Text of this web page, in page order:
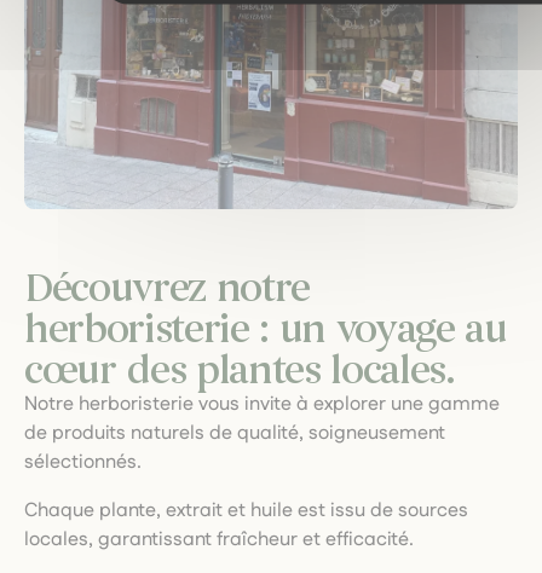
Découvrez notre
herboristerie : un voyage au
cœur des plantes locales.
Notre herboristerie vous invite à explorer une gamme
de produits naturels de qualité, soigneusement
sélectionnés.
Chaque plante, extrait et huile est issu de sources
locales, garantissant fraîcheur et efficacité.